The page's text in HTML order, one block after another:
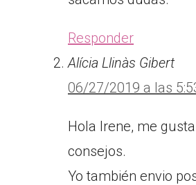
Responder
Alícia Llinàs Gibert
06/27/2019 a las
Hola Irene, me
consejos.
Yo también envio